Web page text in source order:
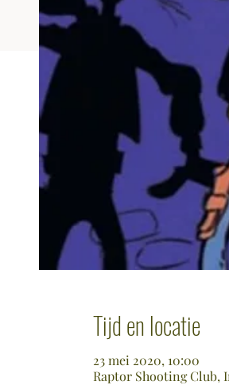
Tijd en locatie
23 mei 2020, 10:00
Raptor Shooting Club,